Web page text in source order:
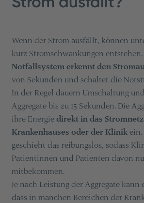
Wenn der Strom ausfällt, können
kurz Stromschwankungen
Notfallsystem erkennt den
von Sekunden und schaltet die
In der Regel dauern Umschaltung
Aggregate bis zu 15 Sekunden. Die
ihre Energie direkt in das
Krankenhauses oder der Klinikein.
geschieht das reibungslos, sodass
Patientinnen und Patienten davon
mitbekommen.
Je nach Leistung der Aggregate kann
dass in manchen Bereichen der